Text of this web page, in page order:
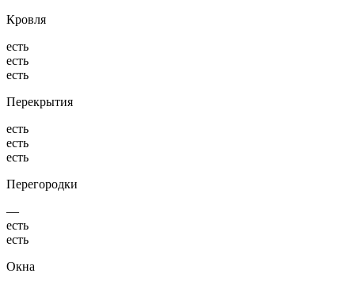
Кровля
есть
есть
есть
Перекрытия
есть
есть
есть
Перегородки
—
есть
есть
Окна